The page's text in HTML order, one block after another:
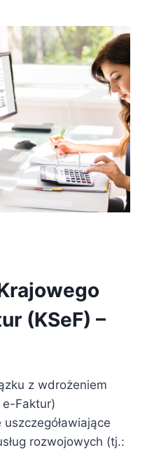
(KSeF) –
z wdrożeniem
e-Faktur)
rozwojowych (tj.: